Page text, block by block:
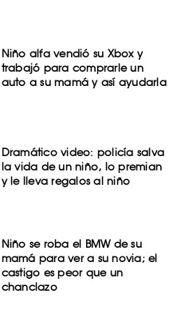
Niño alfa vendió su Xbox y
trabajó para comprarle un
auto a su mamá y así ayudarla
Dramático video: policía salva
la vida de un niño, lo premian
y le lleva regalos al niño
Niño se roba el BMW de su
mamá para ver a su novia; el
castigo es peor que un
chanclazo